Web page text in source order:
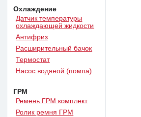
Охлаждение
Датчик температуры
охлаждающей жидкости
Антифриз
Расширительный бачок
Термостат
Насос водяной (помпа)
ГРМ
Ремень ГРМ комплект
Ролик ремня ГРМ